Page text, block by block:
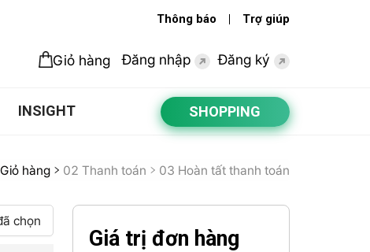
Thông báo Trợ giúp
Giỏ hàng Đăng nhập Đăng ký
INSIGHT SHOPPING
hàng 02 Thanh toán 03 Hoàn tất thanh toán
chọn
Giá trị đơn hàng